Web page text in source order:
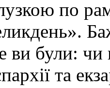
по
ви були: чи
та